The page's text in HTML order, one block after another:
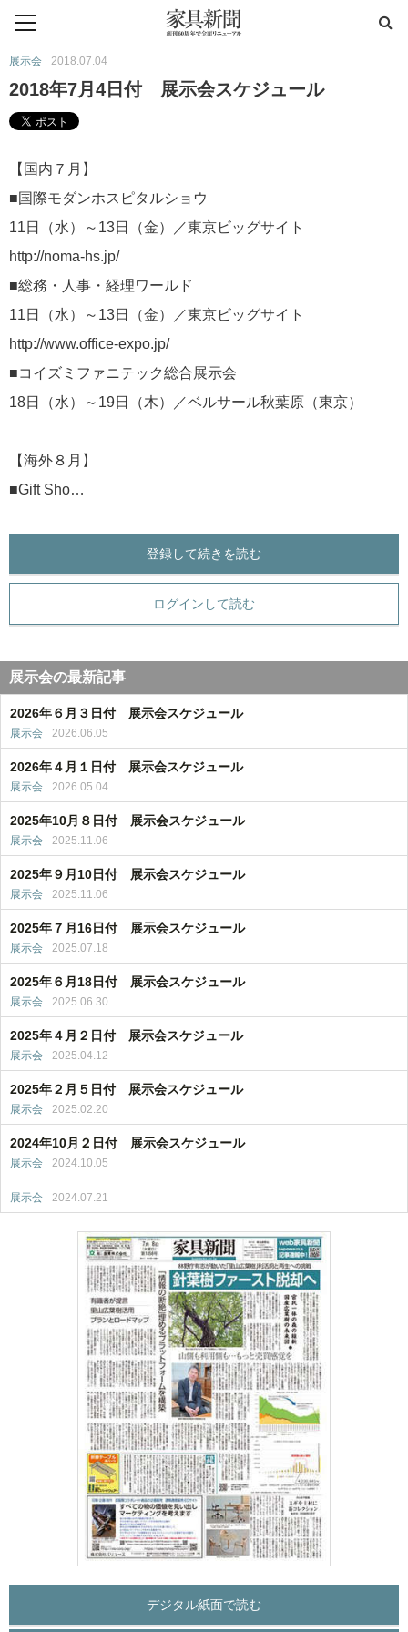
展示会 2018.07.04
2018年7月4日付 展示会スケジュール
【国内７月】
■国際モダンホスピタルショウ
11日（水）～13日（金）／東京ビッグサイト
http://noma-hs.jp/
■総務・人事・経理ワールド
11日（水）～13日（金）／東京ビッグサイト
http://www.office-expo.jp/
■コイズミファニテック総合展示会
18日（水）～19日（木）／ベルサール秋葉原（東京）
【海外８月】
■Gift Sho…
登録して続きを読む
ログインして読む
展示会の最新記事
2026年６月３日付 展示会スケジュール
展示会 2026.06.05
2026年４月１日付 展示会スケジュール
展示会 2026.05.04
2025年10月８日付 展示会スケジュール
展示会 2025.11.06
2025年９月10日付 展示会スケジュール
展示会 2025.11.06
2025年７月16日付 展示会スケジュール
展示会 2025.07.18
2025年６月18日付 展示会スケジュール
展示会 2025.06.30
2025年４月２日付 展示会スケジュール
展示会 2025.04.12
2025年２月５日付 展示会スケジュール
展示会 2025.02.20
2024年10月２日付 展示会スケジュール
展示会 2024.10.05
展示会 2024.07.21
デジタル紙面で読む